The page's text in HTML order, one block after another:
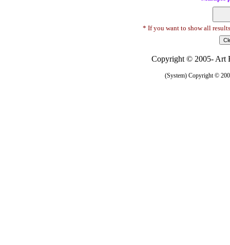
* If you want to show all
Copyright © 2005- Art
(System) Copyright ©